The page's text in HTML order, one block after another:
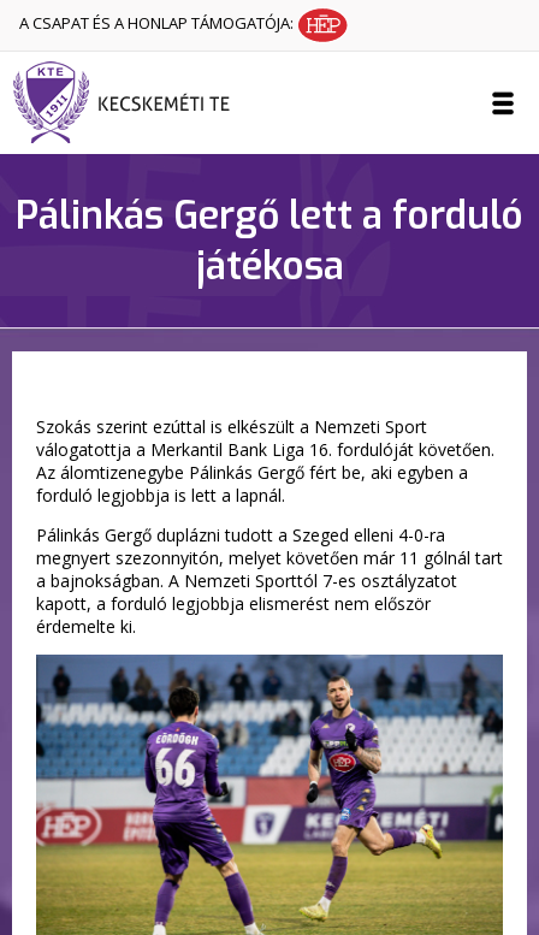
A CSAPAT ÉS A HONLAP TÁMOGATÓJA:
Pálinkás Gergő lett a forduló
játékosa
Szokás szerint ezúttal is elkészült a Nemzeti Sport
válogatottja a Merkantil Bank Liga 16. fordulóját követően.
Az álomtizenegybe Pálinkás Gergő fért be, aki egyben a
forduló legjobbja is lett a lapnál.
Pálinkás Gergő duplázni tudott a Szeged elleni 4-0-ra
megnyert szezonnyitón, melyet követően már 11 gólnál tart
a bajnokságban. A Nemzeti Sporttól 7-es osztályzatot
kapott, a forduló legjobbja elismerést nem először
érdemelte ki.